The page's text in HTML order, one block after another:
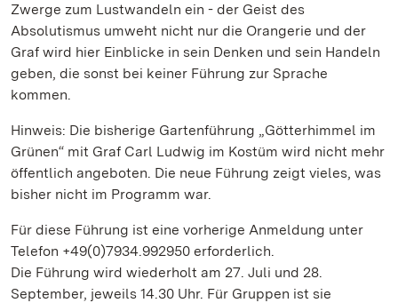
Zwerge zum Lustwandeln ein - der Geist des
Absolutismus umweht nicht nur die Orangerie und der
Graf wird hier Einblicke in sein Denken und sein Handeln
geben, die sonst bei keiner Führung zur Sprache
kommen.
Hinweis: Die bisherige Gartenführung „Götterhimmel im
Grünen“ mit Graf Carl Ludwig im Kostüm wird nicht mehr
öffentlich angeboten. Die neue Führung zeigt vieles, was
bisher nicht im Programm war.
Für diese Führung ist eine vorherige Anmeldung unter
Telefon +49(0)7934.992950 erforderlich.
Die Führung wird wiederholt am 27. Juli und 28.
September, jeweils 14.30 Uhr. Für Gruppen ist sie